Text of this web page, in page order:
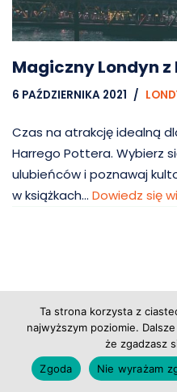
Magiczny Londyn
6 PAŹDZIERNIKA 2021
Czas na atrakcję idealną
Harrego Pottera. Wybierz
ulubieńców i poznawaj
w książkach… Dowiedz się
Copyright © 2026 Grupa
Regulamin serwisu|
Ubezpieczenie emerytalne
Ta strona korzysta z
najwyższym poziomie.
że zgadzasz
Zgoda
Nie wyrażam